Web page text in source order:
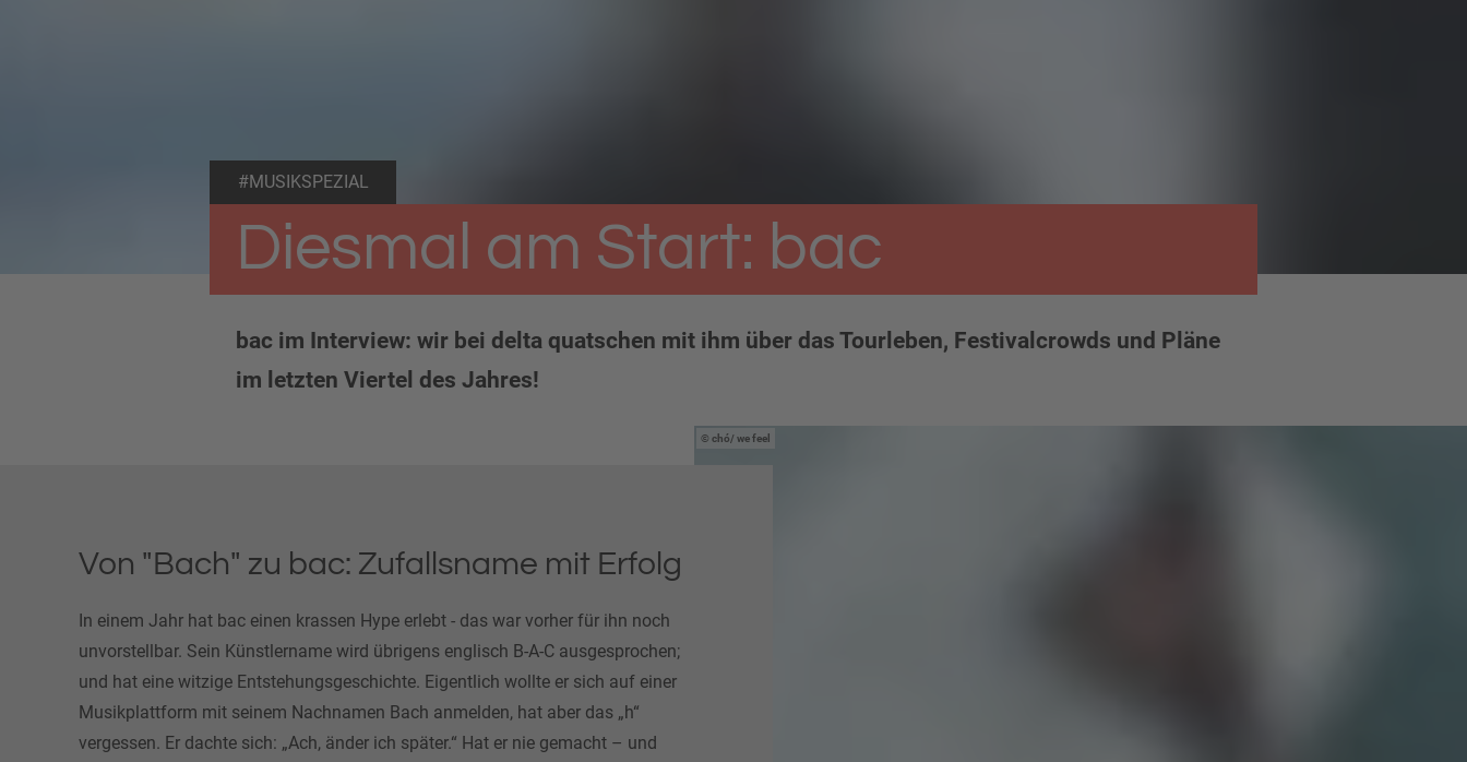
#MUSIKSPEZIAL
Diesmal am Start: bac
bac im Interview: wir bei delta quatschen mit ihm über das Tourleben, Festivalcrowds und Pläne
im letzten Viertel des Jahres!
chó/ we feel
Von "Bach" zu bac: Zufallsname mit Erfolg
In einem Jahr hat bac einen krassen Hype erlebt - das war vorher für ihn noch
unvorstellbar. Sein Künstlername wird übrigens englisch B-A-C ausgesprochen;
und hat eine witzige Entstehungsgeschichte. Eigentlich wollte er sich auf einer
Musikplattform mit seinem Nachnamen Bach anmelden, hat aber das „h“
vergessen. Er dachte sich: „Ach, änder ich später.“ Hat er nie gemacht – und